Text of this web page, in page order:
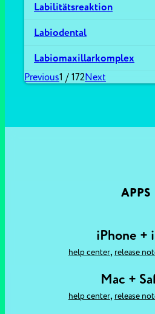
Labilitätsreaktion
Labiodental
Labiomaxillarkomplex
Previous1 / 172Next
APPS
iPhone +
help center, release
Mac +
help center, release